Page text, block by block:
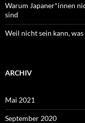
Warum Japaner*innen
sind
Weil nicht sein kann,
ARCHIV
Mai 2021
September 2020